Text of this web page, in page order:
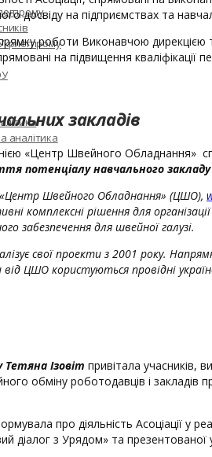
аналітика
досвіду на підприємствах та
роботи Виконавчою дирекцією
на підвищення кваліфікації
закладів
«Центр Швейного Обладнання»
потенціалу навчального закладу
«Центр Швейного Обладнання» (ЦШО),
комплексні рішення для
забезпечення для швейної галузі.
свої проекти з 2001 року.
ЦШО користуються провідні
Ізовіт привітала учасників,
обміну роботодавців і закладів
про діяльність Асоціації у
діалог з Урядом» та презентованої